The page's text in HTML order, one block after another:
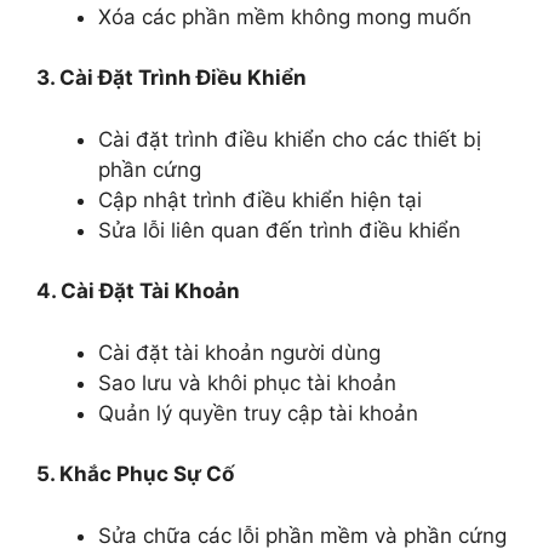
Xóa các phần mềm không mong muốn
3. Cài Đặt Trình Điều Khiển
Cài đặt trình điều khiển cho các thiết bị
phần cứng
Cập nhật trình điều khiển hiện tại
Sửa lỗi liên quan đến trình điều khiển
4. Cài Đặt Tài Khoản
Cài đặt tài khoản người dùng
Sao lưu và khôi phục tài khoản
Quản lý quyền truy cập tài khoản
5. Khắc Phục Sự Cố
Sửa chữa các lỗi phần mềm và phần cứng